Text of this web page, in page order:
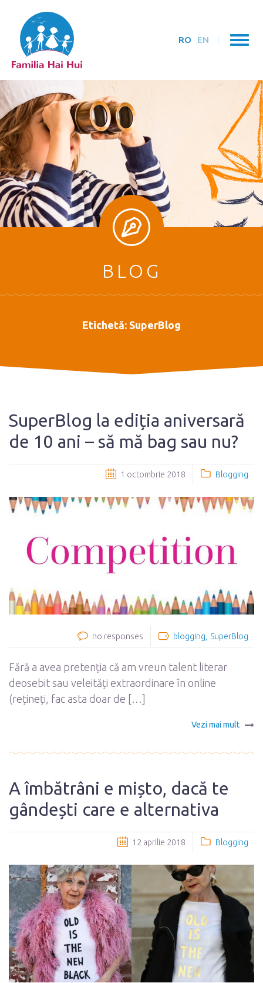
RO EN
BLOG
Etichetă: SuperBlog
SuperBlog la ediția aniversară
de 10 ani – să mă bag sau nu?
1 octombrie 2018 Blogging
no responses blogging SuperBlog
Fără a avea pretenția că am vreun talent literar
deosebit sau veleități extraordinare în online
(rețineți, fac asta doar de […]
Vezi mai mult
A îmbătrâni e mișto, dacă te
gândești care e alternativa
12 aprilie 2018 Blogging